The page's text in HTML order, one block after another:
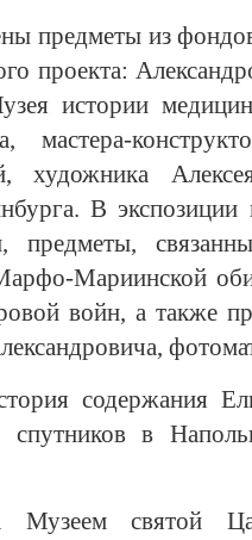
предметы из
проекта:
истории
мастера-
художника
В
предметы,
Мариинской
войн, а также
содержания
в
Музеем святой